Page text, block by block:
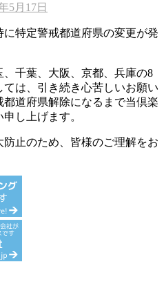
5月17日
特定警戒都道府県の変更が発
千葉、大阪、京都、兵庫の8
は、引き続き心苦しいお願い
道府県解除になるまで当倶楽
し上げます。
止のため、皆様のご理解をお